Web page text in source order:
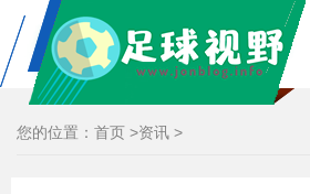
您的位置： 首页 >资讯 >